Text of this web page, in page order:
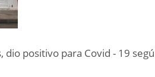
dio positivo para Covid - 19